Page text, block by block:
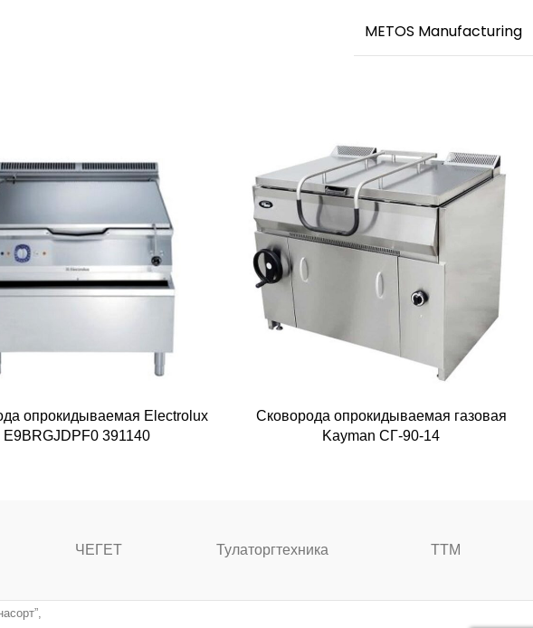
METOS Manufacturing
опрокидываемая Electrolux
E9BRGJDPF0 391140
Сковорода опрокидываемая газовая
Kayman СГ-90-14
ЧЕГЕТ Тулаторгтехника ТТМ